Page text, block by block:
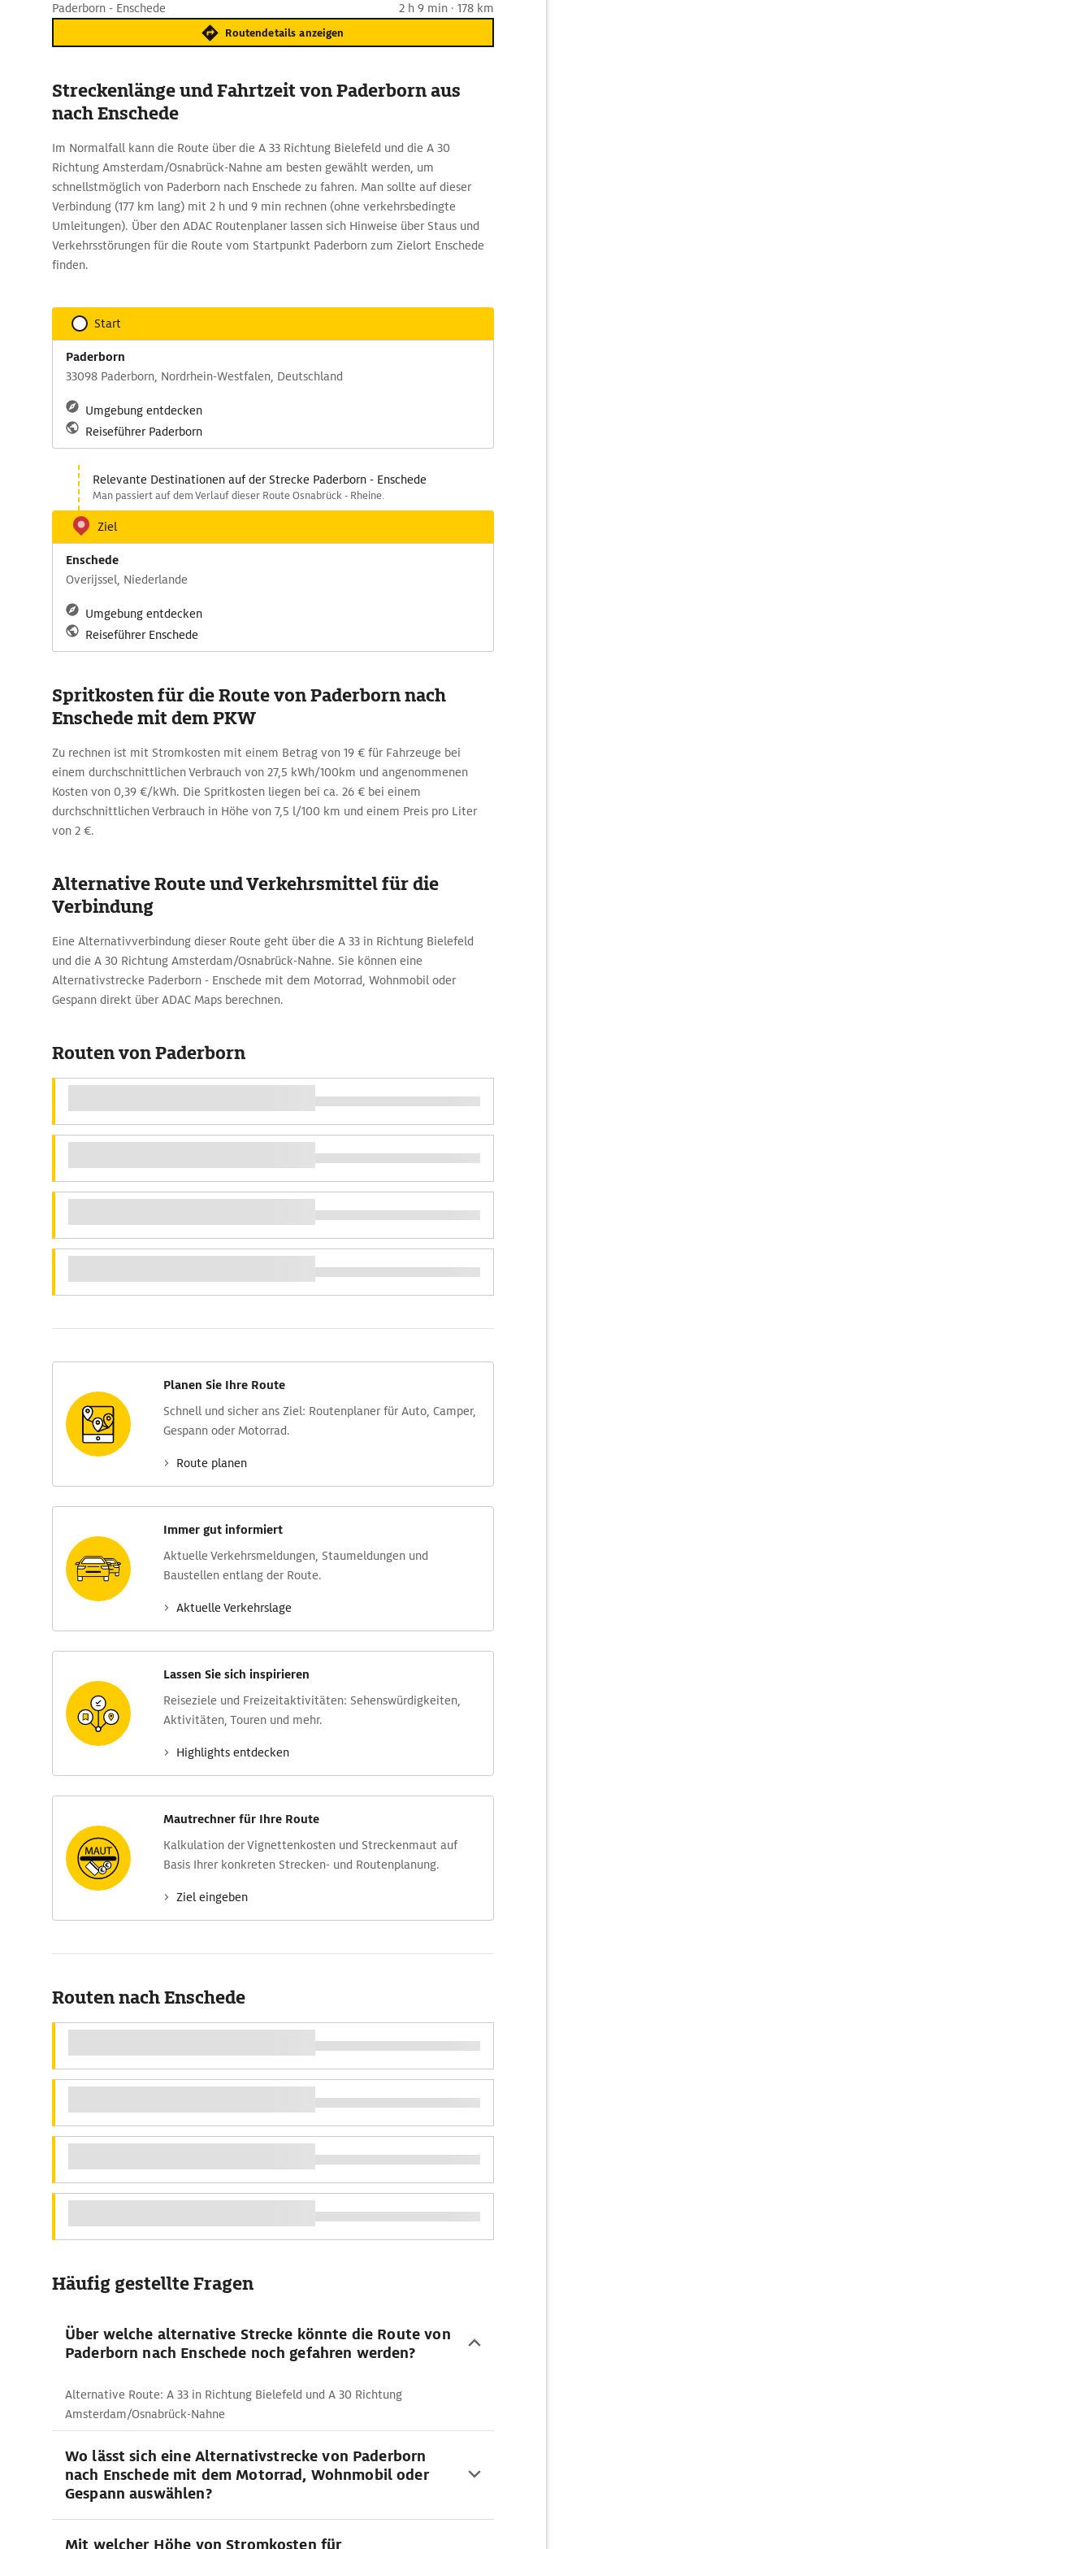
Paderborn - Enschede 2 h 9 min · 178 km
Routendetails anzeigen
Streckenlänge und Fahrtzeit von Paderborn aus
nach Enschede
Im Normalfall kann die Route über die A 33 Richtung Bielefeld und die A 30
Richtung Amsterdam/Osnabrück-Nahne am besten gewählt werden, um
schnellstmöglich von Paderborn nach Enschede zu fahren. Man sollte auf dieser
Verbindung (177 km lang) mit 2 h und 9 min rechnen (ohne verkehrsbedingte
Umleitungen). Über den ADAC Routenplaner lassen sich Hinweise über Staus und
Verkehrsstörungen für die Route vom Startpunkt Paderborn zum Zielort Enschede
finden.
Start
Paderborn
33098 Paderborn, Nordrhein-Westfalen, Deutschland
Umgebung entdecken
Reiseführer Paderborn
Relevante Destinationen auf der Strecke Paderborn - Enschede
Man passiert auf dem Verlauf dieser Route Osnabrück - Rheine.
Ziel
Enschede
Overijssel, Niederlande
Umgebung entdecken
Reiseführer Enschede
Spritkosten für die Route von Paderborn nach
Enschede mit dem PKW
Zu rechnen ist mit Stromkosten mit einem Betrag von 19 € für Fahrzeuge bei
einem durchschnittlichen Verbrauch von 27,5 kWh/100km und angenommenen
Kosten von 0,39 €/kWh. Die Spritkosten liegen bei ca. 26 € bei einem
durchschnittlichen Verbrauch in Höhe von 7,5 l/100 km und einem Preis pro Liter
von 2 €.
Alternative Route und Verkehrsmittel für die
Verbindung
Eine Alternativverbindung dieser Route geht über die A 33 in Richtung Bielefeld
und die A 30 Richtung Amsterdam/Osnabrück-Nahne. Sie können eine
Alternativstrecke Paderborn - Enschede mit dem Motorrad, Wohnmobil oder
Gespann direkt über ADAC Maps berechnen.
Routen von Paderborn
Planen Sie Ihre Route
Schnell und sicher ans Ziel: Routen­planer für Auto, Camper,
Gespann oder Motorrad.
Route planen
Immer gut informiert
Aktuelle Verkehrs­meldungen, Stau­meldungen und
Baustellen entlang der Route.
Aktuelle Verkehrs­lage
Lassen Sie sich inspirieren
Reise­ziele und Freizeit­aktivitäten: Sehens­würdig­keiten,
Aktivitäten, Touren und mehr.
Highlights entdecken
Mautrechner für Ihre Route
Kalkulation der Vignettenkosten und Streckenmaut auf
Basis Ihrer konkreten Strecken- und Routenplanung.
Ziel eingeben
Routen nach Enschede
Häufig gestellte Fragen
Über welche alternative Strecke könnte die Route von
Paderborn nach Enschede noch gefahren werden?
Alternative Route: A 33 in Richtung Bielefeld und A 30 Richtung
Amsterdam/Osnabrück-Nahne
Wo lässt sich eine Alternativstrecke von Paderborn
nach Enschede mit dem Motorrad, Wohnmobil oder
Gespann auswählen?
Mit welcher Höhe von Stromkosten für